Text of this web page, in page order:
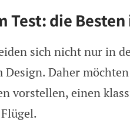
Test: die
sich nicht nur in
Design. Daher
vorstellen, einen